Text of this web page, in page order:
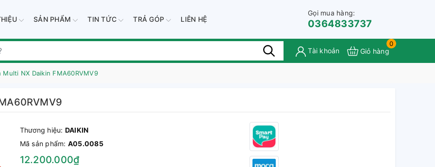
SẢN PHẨM TIN TỨC TRẢ GÓP LIÊN HỆ
Gọi mua hàng:
0364833737
Tài khoản
0
Giỏ hàng
Multi NX Daikin FMA60RVMV9
Thương hiệu: DAIKIN
Mã sản phẩm: A05.0085
12.200.000₫